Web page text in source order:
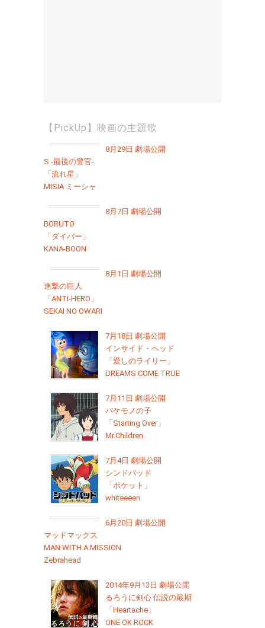
【PickUp】映画の主題歌
8月29日 劇場公開
S -最後の警官-
「流れ星」
MISIA ミーシャ
8月7日 劇場公開
BORUTO
「ダイバー」
KANA-BOON
8月1日 劇場公開
進撃の巨人
「ANTI-HERO」
SEKAI NO OWARI
7月18日 劇場公開
インサイド・ヘッド
「愛しのライリー」
DREAMS COME TRUE
7月11日 劇場公開
バケモノの子
「Starting Over」
Mr.Children
7月4日 劇場公開
シンドバッド
「ポケット」
whiteeeen
6月20日 劇場公開
マッドマックス
MAN WITH A MISSION
Zebrahead
2014年9月13日 劇場公開
るろうに剣心 伝説の最期
「Heartache」
ONE OK ROCK